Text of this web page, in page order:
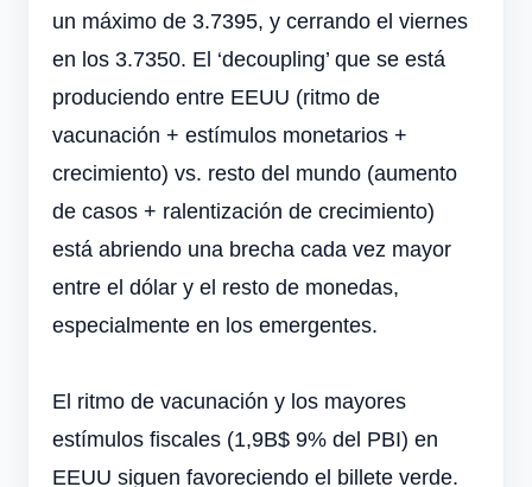
un máximo de 3.7395, y cerrando el viernes
en los 3.7350. El ‘decoupling’ que se está
produciendo entre EEUU (ritmo de
vacunación + estímulos monetarios +
crecimiento) vs. resto del mundo (aumento
de casos + ralentización de crecimiento)
está abriendo una brecha cada vez mayor
entre el dólar y el resto de monedas,
especialmente en los emergentes.
El ritmo de vacunación y los mayores
estímulos fiscales (1,9B$ 9% del PBI) en
EEUU siguen favoreciendo el billete verde.